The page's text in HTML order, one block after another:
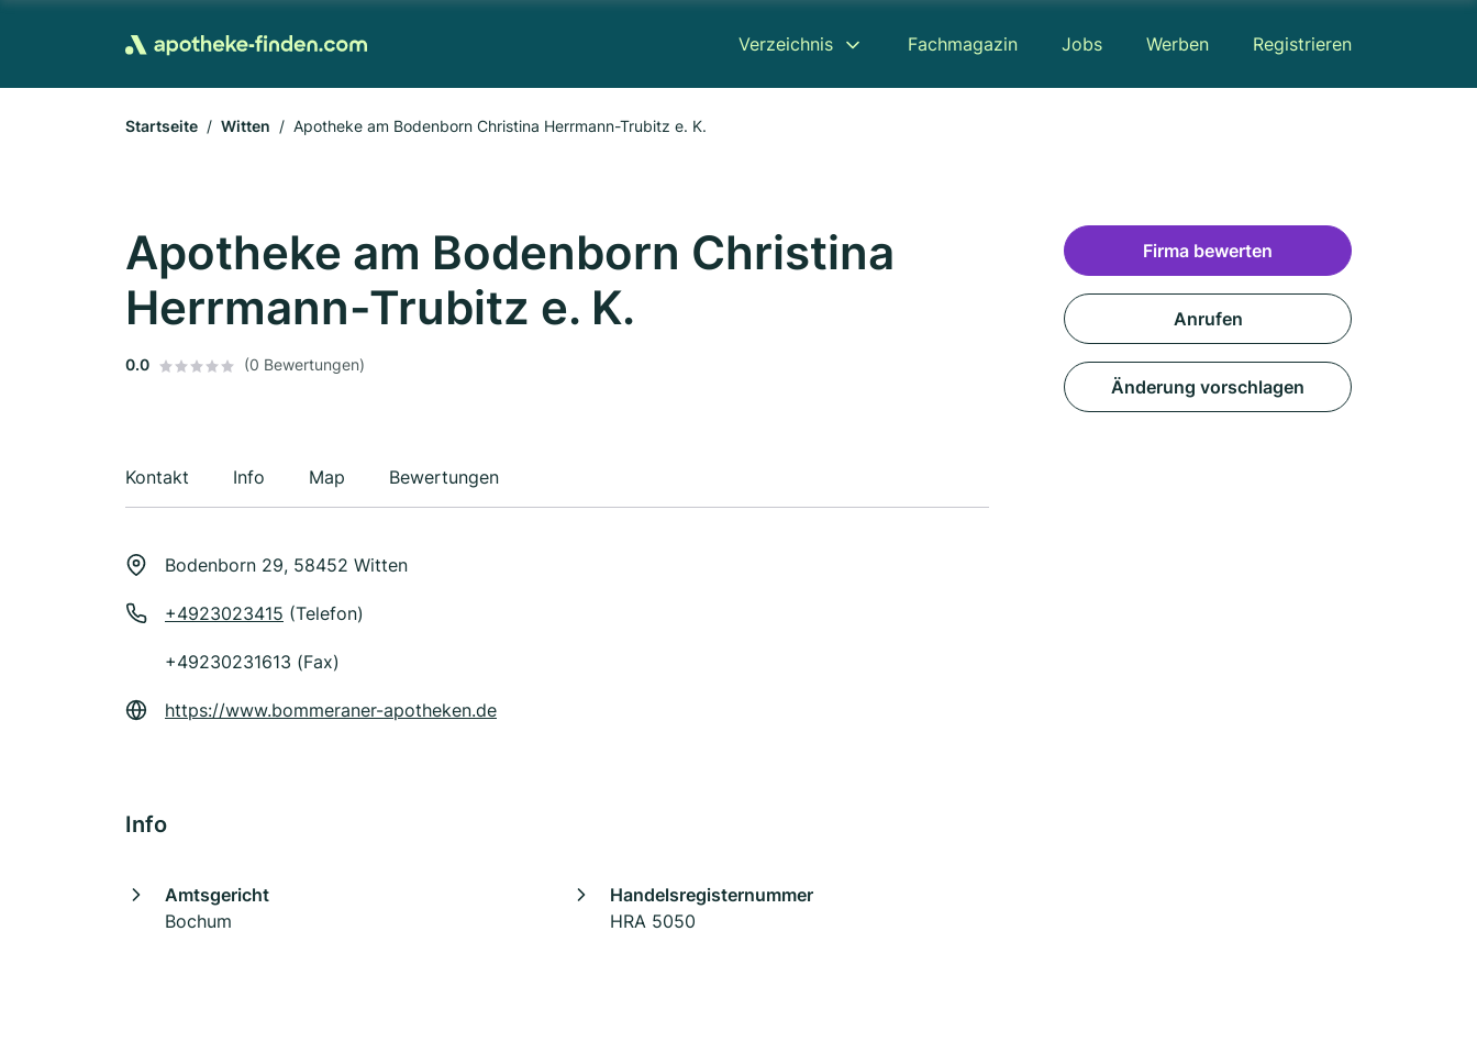
Verzeichnis Fachmagazin Jobs Werben Registrieren
Startseite Witten Apotheke am Bodenborn Christina Herrmann-Trubitz e. K.
Apotheke am Bodenborn Christina
Herrmann-Trubitz e. K.
0.0 (0 Bewertungen)
Kontakt Info Map Bewertungen
Bodenborn 29, 58452 Witten
+4923023415 (Telefon)
+49230231613 (Fax)
https://www.bommeraner-apotheken.de
Info
Amtsgericht
Bochum
Handelsregisternummer
HRA 5050
Firma bewerten
Anrufen
Änderung vorschlagen